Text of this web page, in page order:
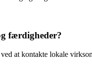
færdigheder?
at kontakte lokale